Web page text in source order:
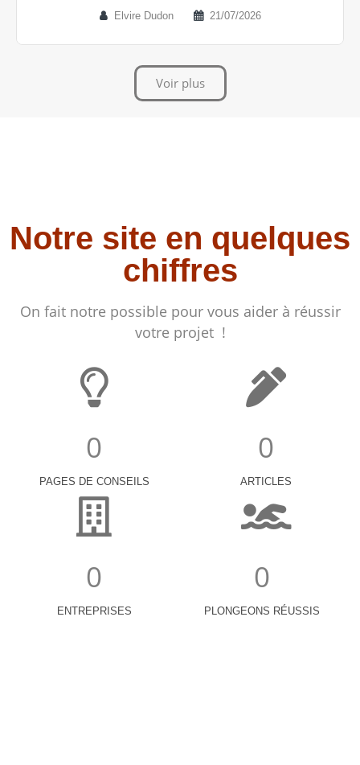
Elvire Dudon 21/07/2026
Voir plus
Notre site en quelques
chiffres
On fait notre possible pour vous aider à réussir
votre projet !
PAGES DE CONSEILS
0
ARTICLES
0
ENTREPRISES
0
PLONGEONS RÉUSSIS
0